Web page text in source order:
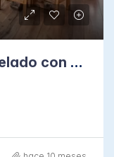
Depa Amoblado y Remodelado con Terraza Vista Oriente